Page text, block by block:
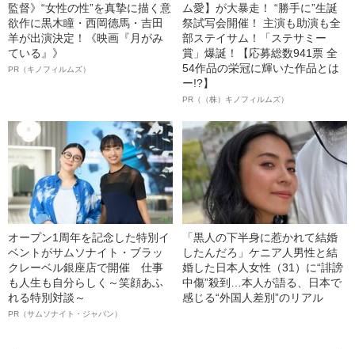
監督》“女性の性”を真摯に描く意
欲作に黒木瞳・西岡德馬・吉田
羊が出演決定！《映画『月がみ
ている』》
PR（キノフィルムズ）
ム愛】が大暴走！ “勝手に”生誕
祭試写会開催！ 主演も助演も全
部ステイサム！「ステサミー
賞」爆誕！【応募総数941票 全
54作品の栄冠に輝いた作品とは
ー!?】
PR（（株）キノフィルムズ）
オープン1周年を記念した特別イ
ベントがサムソナイト・ブラッ
クレーベル銀座店で開催 仕事
も人生も自分らしく～笑顔あふ
れる特別対談～
PR（サムソナイト・ジャパン）
「黒人の下半身に惹かれて結婚
したんだろ」ケニア人男性と結
婚した日本人女性（31）に“誹謗
中傷”殺到…本人が語る、日本で
感じる“外国人差別”のリアル